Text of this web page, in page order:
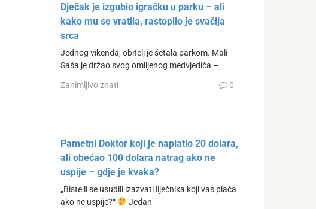
Dječak je izgubio igračku u parku – ali
kako mu se vratila, rastopilo je svačija
srca
Jednog vikenda, obitelj je šetala parkom. Mali
Saša je držao svog omiljenog medvjedića –
Zanimljivo znati 0
Pametni Doktor koji je naplatio 20 dolara,
ali obećao 100 dolara natrag ako ne
uspije – gdje je kvaka?
„Biste li se usudili izazvati liječnika koji vas plaća
ako ne uspije?“
Jedan